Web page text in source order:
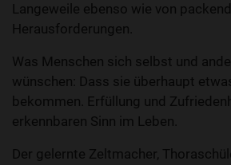
Langeweile ebenso wie von
Herausforderungen.
Was Menschen sich selbst und
wünschen: Dass sie überhaupt
bekommen. Erfüllung und
erkennbaren Sinn im Leben.
Der gelernte Zeltmacher,